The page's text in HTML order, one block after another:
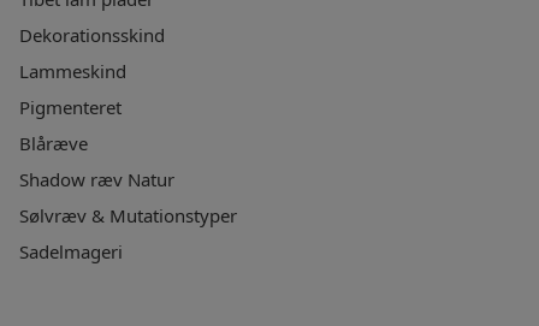
Dekorationsskind
Lammeskind
Pigmenteret
Blåræve
Shadow ræv Natur
Sølvræv & Mutationstyper
Sadelmageri